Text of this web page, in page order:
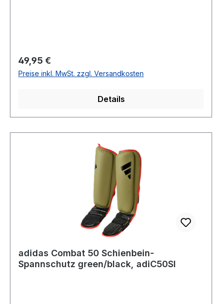
Regulärer Preis:
49,95 €
Preise inkl. MwSt. zzgl. Versandkosten
Details
adidas Combat 50 Schienbein-
Spannschutz green/black, adiC50SI